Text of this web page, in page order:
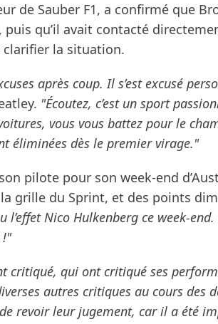
de Sauber F1, a confirmé que
puis qu’il avait contacté
la situation.
après coup. Il s’est excusé
"Écoutez, c’est un sport
vous vous battez pour le
éliminées dès le premier virage."
pilote pour son week-end
grille du Sprint, et des points
l’effet Nico Hulkenberg ce week-
!"
critiqué, qui ont critiqué ses
autres critiques au cours des
revoir leur jugement, car il a été